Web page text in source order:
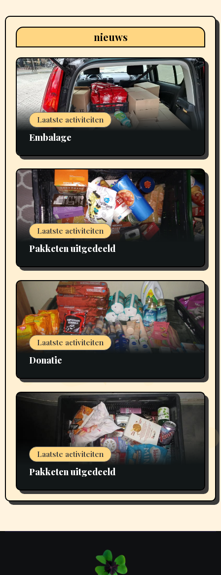
nieuws
Laatste activiteiten
Embalage
Laatste activiteiten
Pakketen uitgedeeld
Laatste activiteiten
Donatie
Laatste activiteiten
Pakketen uitgedeeld